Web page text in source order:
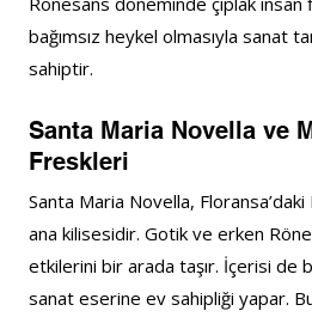
bağımsız heykel olmasıyla sanat
sahiptir.
Santa Maria Novella ve
Freskleri
Santa Maria Novella, Floransa’daki
ana kilisesidir. Gotik ve erken
etkilerini bir arada taşır. İçerisi de
sanat eserine ev sahipliği yapar.